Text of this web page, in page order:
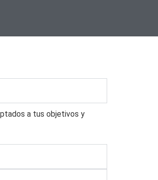
a tus objetivos y